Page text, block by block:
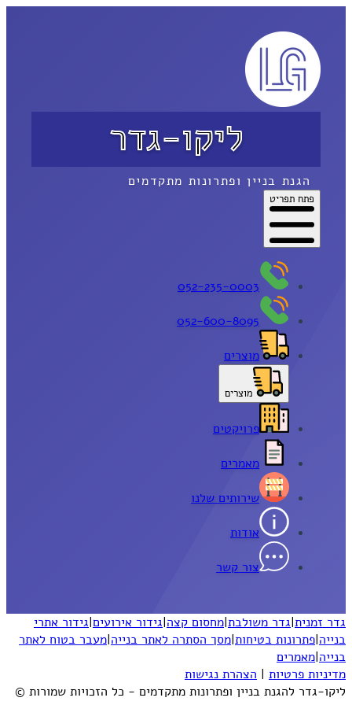
ליקו-גדר
הגנת בניין ופתרונות מתקדמים
פתח תפריט
052-235-0003
052-600-8095
מוצרים
מוצרים
פרויקטים
מאמרים
שירותים שלנו
אודות
צור קשר
גדר זמנית|גדר משולבת|מחסום קצה|גידור אירועים|גידור אתרי
בנייה|פתרונות בטיחות|מסך הסתרה לאתר בנייה|מעבר בטוח לאתר
בנייה|מאמרים
מדיניות פרטיות | הצהרת נגישות
ליקו-גדר להגנת בניין ופתרונות מתקדמים - כל הזכויות שמורות ©